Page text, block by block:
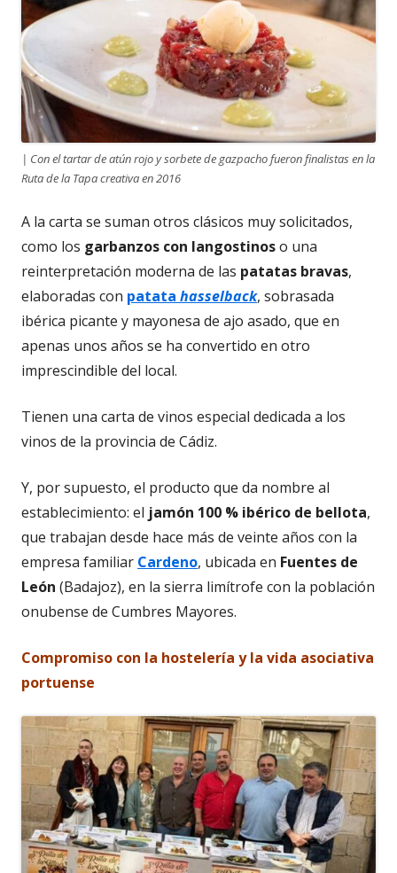
| Con el tartar de atún rojo y sorbete de gazpacho fueron finalistas en la
Ruta de la Tapa creativa en 2016
A la carta se suman otros clásicos muy solicitados,
como los garbanzos con langostinoso una
reinterpretación moderna de las patatas bravas,
elaboradas con patata hasselback, sobrasada
ibérica picante y mayonesa de ajo asado, que en
apenas unos años se ha convertido en otro
imprescindible del local.
Tienen una carta de vinos especial dedicada a los
vinos de la provincia de Cádiz.
Y, por supuesto, el producto que da nombre al
establecimiento: el jamón 100 % ibérico de bellota,
que trabajan desde hace más de veinte años con la
empresa familiar Cardeno, ubicada en Fuentes de
León (Badajoz), en la sierra limítrofe con la población
onubense de Cumbres Mayores.
Compromiso con la hostelería y la vida asociativa
portuense